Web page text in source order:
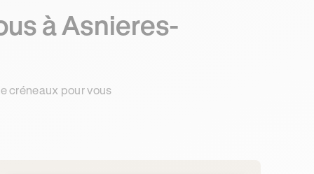
à Asnieres-
créneaux pour vous